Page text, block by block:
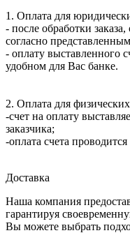
1. Оплата для
- после обработки
согласно
- оплату выставленного
удобном для Вас банке.
2. Оплата для
-счет на оплату
заказчика;
-оплата счета
Доставка
Наша компания
гарантируя
Вы можете выбрать